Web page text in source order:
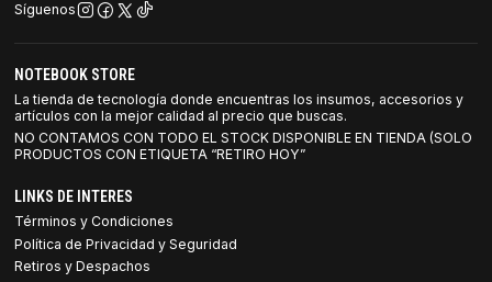
Síguenos
NOTEBOOK STORE
La tienda de tecnología donde encuentras los insumos, accesorios y
artículos con la mejor calidad al precio que buscas.
NO CONTAMOS CON TODO EL STOCK DISPONIBLE EN TIENDA (SOLO
PRODUCTOS CON ETIQUETA “RETIRO HOY”
LINKS DE INTERES
Términos y Condiciones
Política de Privacidad y Seguridad
Retiros y Despachos